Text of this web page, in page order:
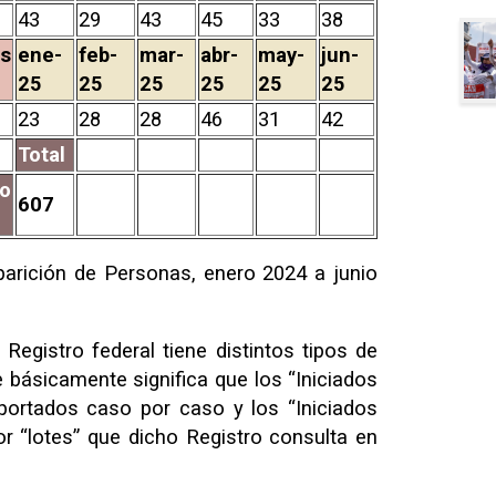
43 29 43 45 33
38
ene-
25
feb-
25
mar-
25
abr-
25
may-
25
jun-
25
23
28 28 46 31
42
Total
607
de Personas, enero 2024 a junio
federal tiene distintos tipos de
significa que los “Iniciados
caso por caso y los “Iniciados
“lotes” que dicho Registro consulta en